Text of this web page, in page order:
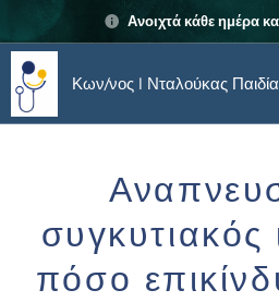
Ανοιχτά κάθε ημέρα
Κων/νος I Νταλούκας
συγκυτιακός
πόσο